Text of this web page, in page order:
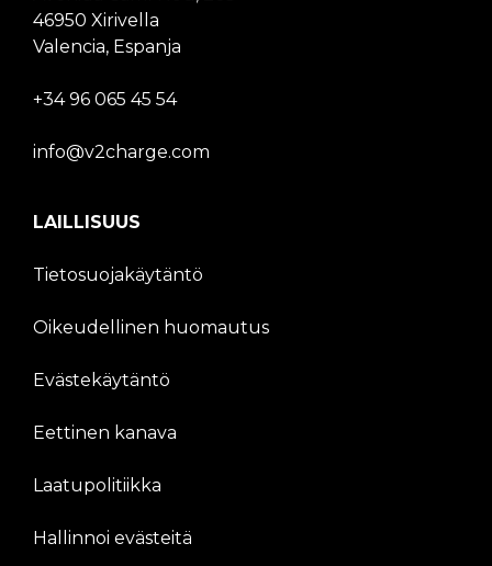
46950 Xirivella
Valencia, Espanja
+34 96 065 45 54
info@v2charge.com
LAILLISUUS
Tietosuojakäytäntö
Oikeudellinen huomautus
Evästekäytäntö
Eettinen kanava
Laatupolitiikka
Hallinnoi evästeitä